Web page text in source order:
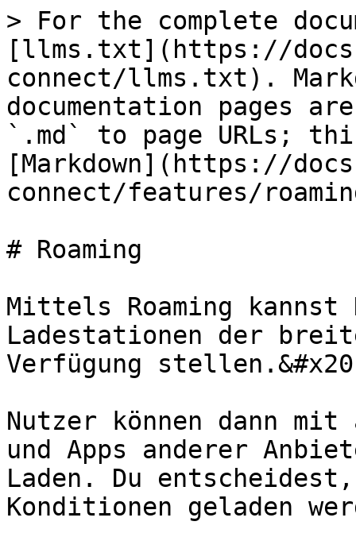
> For the complete
[llms.txt](https://
connect/llms.txt).
documentation pages
`.md` to page URLs;
[Markdown](https://
connect/features/
# Roaming
Mittels Roaming kannst
Ladestationen der
Verfügung
Nutzer können dann
und Apps anderer
Laden. Du
Konditionen geladen